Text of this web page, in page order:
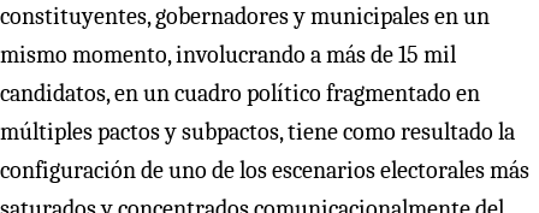
constituyentes, gobernadores y municipales en un
mismo momento, involucrando a más de 15 mil
candidatos, en un cuadro político fragmentado en
múltiples pactos y subpactos, tiene como resultado la
configuración de uno de los escenarios electorales más